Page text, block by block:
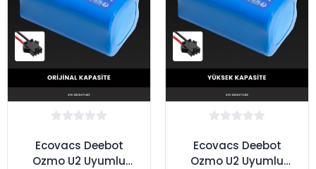
Ecovacs Deebot
Ozmo U2 Uyumlu
Ecovacs Deebot
Ozmo U2 Uyumlu